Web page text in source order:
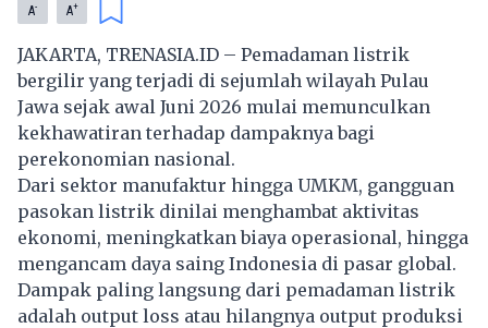
A- A+
JAKARTA, TRENASIA.ID – Pemadaman listrik
bergilir yang terjadi di sejumlah wilayah Pulau
Jawa sejak awal Juni 2026 mulai memunculkan
kekhawatiran terhadap dampaknya bagi
perekonomian nasional.
Dari sektor manufaktur hingga UMKM, gangguan
pasokan listrik dinilai menghambat aktivitas
ekonomi, meningkatkan biaya operasional, hingga
mengancam daya saing Indonesia di pasar global.
Dampak paling langsung dari pemadaman listrik
adalah output loss atau hilangnya output produksi